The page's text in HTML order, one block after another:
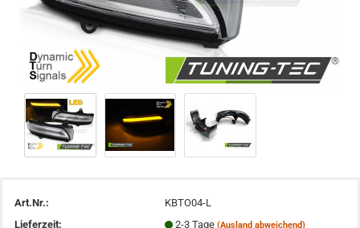
Art.Nr.:
KBTO04-L
Lieferzeit:
2-3 Tage (Ausland abweichend)